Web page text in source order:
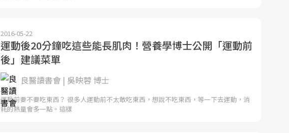
2016-05-22
運動後20分鐘吃這些能長肌肉！營養學博士公開「運動前
後」建議菜單
良醫讀書會 | 吳映蓉 博士
運動前要不要吃東西？ 很多人運動前不太敢吃東西，想說不吃東西，等一下去運動，消
耗的熱量會多一點。這樣